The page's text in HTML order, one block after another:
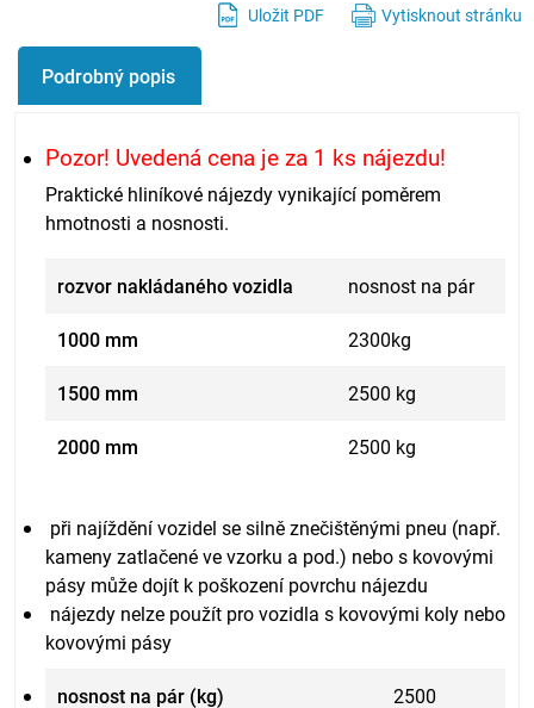
Uložit PDF Vytisknout stránku
Podrobný popis
Pozor! Uvedená cena je za 1 ks nájezdu!
Praktické hliníkové nájezdy vynikající poměrem
hmotnosti a nosnosti.
rozvor nakládaného vozidla nosnost na pár
1000 mm 2300kg
1500 mm 2500 kg
2000 mm 2500 kg
při najíždění vozidel se silně znečištěnými pneu (např.
kameny zatlačené ve vzorku a pod.) nebo s kovovými
pásy může dojít k poškození povrchu nájezdu
nájezdy nelze použít pro vozidla s kovovými koly nebo
kovovými pásy
nosnost na pár (kg) 2500